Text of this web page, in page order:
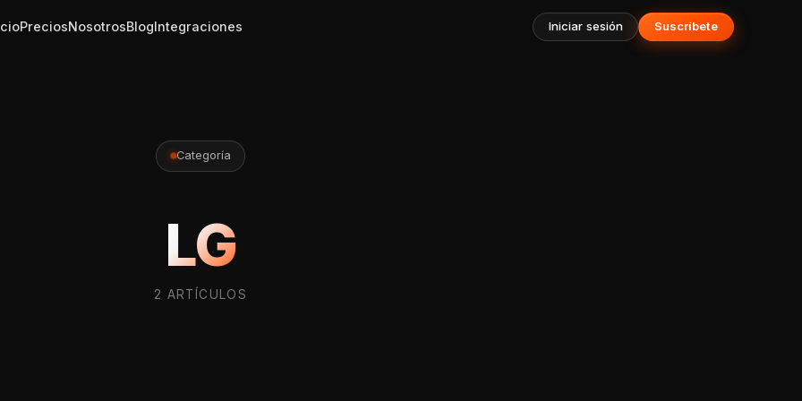
PreciosNosotrosBlogIntegraciones Iniciar sesión Suscríbete
Categoría
LG
2 ARTÍCULOS